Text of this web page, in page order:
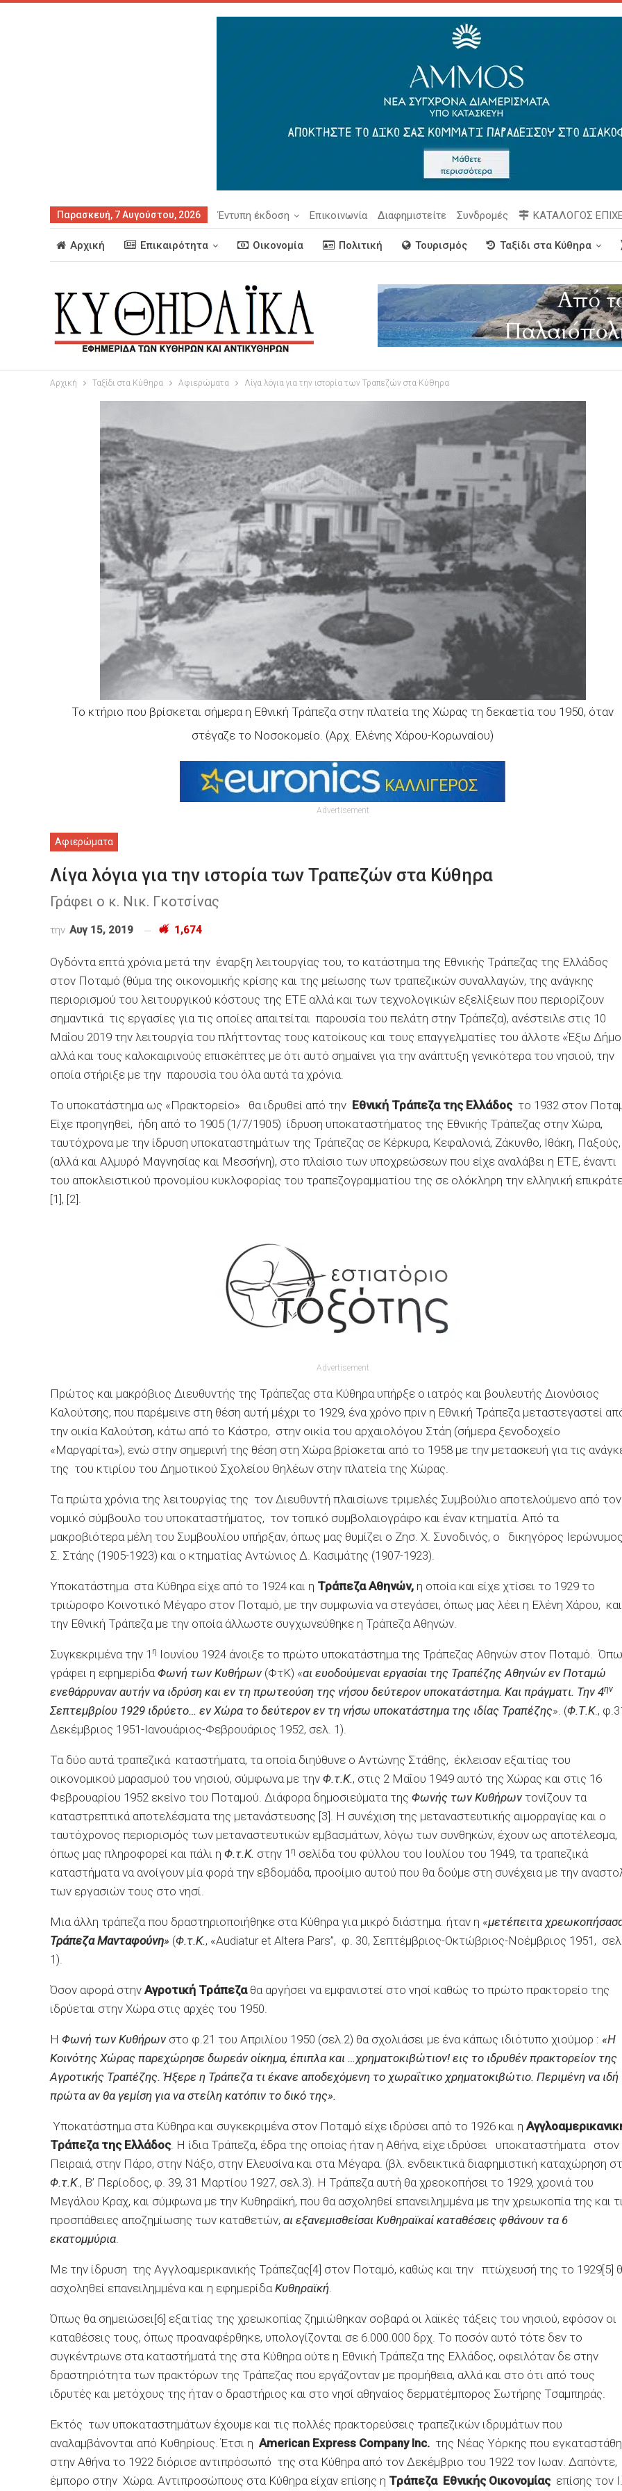
Παρασκευή, 7 Αυγούστου, 2026 Έντυπη έκδοση Επικοινωνία Διαφημιστείτε Συνδρομές ΚΑΤΑΛΟΓΟΣ
Αρχική Επικαιρότητα Οικονομία Πολιτική Τουρισμός Ταξίδι στα Κύθηρα
Αρχική Ταξίδι στα Κύθηρα Αφιερώματα Λίγα λόγια για την ιστορία των Τραπεζών στα Κύθηρα
Το κτήριο που βρίσκεται σήμερα η Εθνική Τράπεζα στην πλατεία της Χώρας τη δεκαετία του 1950, όταν
στέγαζε το Νοσοκομείο. (Αρχ. Ελένης Χάρου-Κορωναίου)
Advertisement
Αφιερώματα
Λίγα λόγια για την ιστορία των Τραπεζών στα Κύθηρα
Γράφει ο κ. Νικ. Γκοτσίνας
την Αυγ 15, 2019 1,674
Ογδόντα επτά χρόνια μετά την έναρξη λειτουργίας του, το κατάστημα της Εθνικής Τράπεζας της Ελλάδος
στον Ποταμό (θύμα της οικονομικής κρίσης και της μείωσης των τραπεζικών συναλλαγών, της ανάγκης
περιορισμού του λειτουργικού κόστους της ΕΤΕ αλλά και των τεχνολογικών εξελίξεων που περιορίζουν
σημαντικά τις εργασίες για τις οποίες απαιτείται παρουσία του πελάτη στην Τράπεζα), ανέστειλε στις 10
Μαΐου 2019 την λειτουργία του πλήττοντας τους κατοίκους και τους επαγγελματίες του άλλοτε «Έξω
αλλά και τους καλοκαιρινούς επισκέπτες με ότι αυτό σημαίνει για την ανάπτυξη γενικότερα του νησιού, την
οποία στήριξε με την παρουσία του όλα αυτά τα χρόνια.
Το υποκατάστημα ως «Πρακτορείο» θα ιδρυθεί από την Εθνική Τράπεζα της Ελλάδοςτο 1932 στον
Είχε προηγηθεί, ήδη από το 1905 (1/7/1905) ίδρυση υποκαταστήματος της Εθνικής Τράπεζας στην Χώρα,
ταυτόχρονα με την ίδρυση υποκαταστημάτων της Τράπεζας σε Κέρκυρα, Κεφαλονιά, Ζάκυνθο, Ιθάκη, Παξούς,
(αλλά και Αλμυρό Μαγνησίας και Μεσσήνη), στο πλαίσιο των υποχρεώσεων που είχε αναλάβει η ΕΤΕ, έναντι
του αποκλειστικού προνομίου κυκλοφορίας του τραπεζογραμματίου της σε ολόκληρη την ελληνική
[1], [2].
Advertisement
Πρώτος και μακρόβιος Διευθυντής της Τράπεζας στα Κύθηρα υπήρξε ο ιατρός και βουλευτής Διονύσιος
Καλούτσης, που παρέμεινε στη θέση αυτή μέχρι το 1929, ένα χρόνο πριν η Εθνική Τράπεζα μεταστεγαστεί
την οικία Καλούτση, κάτω από το Κάστρο, στην οικία του αρχαιολόγου Στάη (σήμερα ξενοδοχείο
«Μαργαρίτα»), ενώ στην σημερινή της θέση στη Χώρα βρίσκεται από το 1958 με την μετασκευή για τις
της του κτιρίου του Δημοτικού Σχολείου Θηλέων στην πλατεία της Χώρας.
Τα πρώτα χρόνια της λειτουργίας της τον Διευθυντή πλαισίωνε τριμελές Συμβούλιο αποτελούμενο από τον
νομικό σύμβουλο του υποκαταστήματος, τον τοπικό συμβολαιογράφο και έναν κτηματία. Από τα
μακροβιότερα μέλη του Συμβουλίου υπήρξαν, όπως μας θυμίζει ο Ζησ. Χ. Συνοδινός, ο δικηγόρος Ιερώνυμος
Σ. Στάης (1905-1923) και ο κτηματίας Αντώνιος Δ. Κασιμάτης (1907-1923).
Υποκατάστημα στα Κύθηρα είχε από το 1924 και η Τράπεζα Αθηνών, η οποία και είχε χτίσει το 1929 το
τριώροφο Κοινοτικό Μέγαρο στον Ποταμό, με την συμφωνία να στεγάσει, όπως μας λέει η Ελένη Χάρου, και
την Εθνική Τράπεζα με την οποία άλλωστε συγχωνεύθηκε η Τράπεζα Αθηνών.
Συγκεκριμένα την 1 η Ιουνίου 1924 άνοιξε το πρώτο υποκατάστημα της Τράπεζας Αθηνών στον Ποταμό.
γράφει η εφημερίδαΦωνή των Κυθήρων(ΦτΚ) «αι ευοδούμεναι εργασίαι της Τραπέζης Αθηνών εν Ποταμώ
ενεθάρρυναν αυτήν να ιδρύση και εν τη πρωτεούση της νήσου δεύτερον υποκατάστημα. Και πράγματι. Την 4ην
Σεπτεμβρίου 1929 ιδρύετο… εν Χώρα το δεύτερον εν τη νήσω υποκατάστημα της ιδίας Τραπέζης». (Φ.Τ.Κ.,
Δεκέμβριος 1951-Ιανουάριος-Φεβρουάριος 1952, σελ. 1).
Τα δύο αυτά τραπεζικά καταστήματα, τα οποία διηύθυνε ο Αντώνης Στάθης, έκλεισαν εξαιτίας του
οικονομικού μαρασμού του νησιού, σύμφωνα με την Φ.τ.Κ., στις 2 Μαΐου 1949 αυτό της Χώρας και στις 16
Φεβρουαρίου 1952 εκείνο του Ποταμού. Διάφορα δημοσιεύματα της Φωνής των Κυθήρων τονίζουν τα
καταστρεπτικά αποτελέσματα της μετανάστευσης [3]. Η συνέχιση της μεταναστευτικής αιμορραγίας και ο
ταυτόχρονος περιορισμός των μεταναστευτικών εμβασμάτων, λόγω των συνθηκών, έχουν ως αποτέλεσμα,
όπως μας πληροφορεί και πάλι η Φ.τ.Κ. στην 1 η σελίδα του φύλλου του Ιουλίου του 1949, τα τραπεζικά
καταστήματα να ανοίγουν μία φορά την εβδομάδα, προοίμιο αυτού που θα δούμε στη συνέχεια με την
των εργασιών τους στο νησί.
Μια άλλη τράπεζα που δραστηριοποιήθηκε στα Κύθηρα για μικρό διάστημα ήταν η «μετέπειτα
Τράπεζα Μανταφούνη» (Φ.τ.Κ., «Audiatur et Altera Pars”, φ. 30, Σεπτέμβριος-Οκτώβριος-Νοέμβριος 1951, σελ
1).
Όσον αφορά στην Αγροτική Τράπεζαθα αργήσει να εμφανιστεί στο νησί καθώς το πρώτο πρακτορείο της
ιδρύεται στην Χώρα στις αρχές του 1950.
Η Φωνή των Κυθήρωνστο φ.21 του Απριλίου 1950 (σελ.2) θα σχολιάσει με ένα κάπως ιδιότυπο χιούμορ : «Η
Κοινότης Χώρας παρεχώρησε δωρεάν οίκημα, έπιπλα και …χρηματοκιβώτιον! εις το ιδρυθέν πρακτορείον της
Αγροτικής Τραπέζης. Ήξερε η Τράπεζα τι έκανε αποδεχόμενη το χωραΐτικο χρηματοκιβώτιο. Περιμένη να ιδή
πρώτα αν θα γεμίση για να στείλη κατόπιν το δικό της».
Υποκατάστημα στα Κύθηρα και συγκεκριμένα στον Ποταμό είχε ιδρύσει από το 1926 και η
Τράπεζα της Ελλάδος. Η ίδια Τράπεζα, έδρα της οποίας ήταν η Αθήνα, είχε ιδρύσει υποκαταστήματα στον
Πειραιά, στην Πάρο, στην Νάξο, στην Ελευσίνα και στα Μέγαρα. (βλ. ενδεικτικά διαφημιστική καταχώρηση
Φ.τ.Κ., Β’ Περίοδος, φ. 39, 31 Μαρτίου 1927, σελ.3). Η Τράπεζα αυτή θα χρεοκοπήσει το 1929, χρονιά του
Μεγάλου Κραχ, και σύμφωνα με την Κυθηραϊκή, που θα ασχοληθεί επανειλημμένα με την χρεωκοπία της και
προσπάθειες αποζημίωσης των καταθετών, αι εξανεμισθείσαι Κυθηραϊκαί καταθέσεις φθάνουν τα 6
εκατομμύρια.
Με την ίδρυση της Αγγλοαμερικανικής Τράπεζας[4] στον Ποταμό, καθώς και την πτώχευσή της το 1929[5]
ασχοληθεί επανειλημμένα και η εφημερίδαΚυθηραϊκή.
Όπως θα σημειώσει[6] εξαιτίας της χρεωκοπίας ζημιώθηκαν σοβαρά οι λαϊκές τάξεις του νησιού, εφόσον οι
καταθέσεις τους, όπως προαναφέρθηκε, υπολογίζονται σε 6.000.000 δρχ. Το ποσόν αυτό τότε δεν το
συγκέντρωνε στα καταστήματά της στα Κύθηρα ούτε η Εθνική Τράπεζα της Ελλάδος, οφειλόταν δε στην
δραστηριότητα των πρακτόρων της Τράπεζας που εργάζονταν με προμήθεια, αλλά και στο ότι από τους
ιδρυτές και μετόχους της ήταν ο δραστήριος και στο νησί αθηναίος δερματέμπορος Σωτήρης Τσαμπηράς.
Εκτός των υποκαταστημάτων έχουμε και τις πολλές πρακτορεύσεις τραπεζικών ιδρυμάτων που
αναλαμβάνονται από Κυθηρίους. Έτσι η American Express Company Inc. της Νέας Υόρκης που
στην Αθήνα το 1922 διόρισε αντιπρόσωπό της στα Κύθηρα από τον Δεκέμβριο του 1922 τον Ιωαν. Δαπόντε,
έμπορο στην Χώρα. Αντιπροσώπους στα Κύθηρα είχαν επίσης η Τράπεζα Εθνικής Οικονομίαςεπίσης τον Ι.